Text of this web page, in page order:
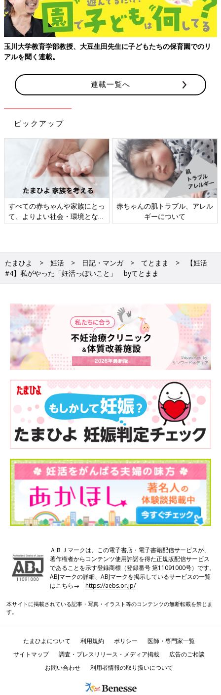
玉川大学教育学部教授、大豆生田先生に子どもたちの保育園でのリ
アルを聞く連載。
連載一覧へ
ピックアップ
すべての赤ちゃんや家族にとっ
て、よりよい社会・環境となる
ことをめざしてさまざまな課題
赤ちゃんの肌トラブル、アレル
ギーについて
たまひよ 妊活 日記・マンガ てとまま
【妊活
#4】私がやった「妊活っぽいこと」 byてとまま
ＡＢＪマークは、この電子書店・電子書籍配信サービスが、
著作権者からコンテンツ使用許諾を得た正規版配信サービス
であることを示す登録商標（登録番号 第11091000号）です。
ABJマークの詳細、ABJマークを掲示しているサービスの一覧
はこちら→https://aebs.or.jp/
本サイトに掲載されている記事・写真・イラスト等のコンテンツの無断転載を禁じま
す。
たまひよについて 利用規約 ポリシー
医師・専門家一覧
サイトマップ
調査・プレスリリース・メディア掲載
広告のご相談
お問い合わせ
利用者情報の取り扱いについて